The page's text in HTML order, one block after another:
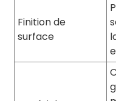
Finition de
surface